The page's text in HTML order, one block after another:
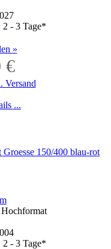
2 - 3 Tage*
»
€
Versand
...
2 - 3 Tage*